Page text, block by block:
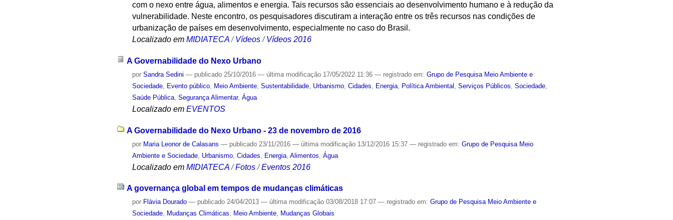
com o nexo entre água, alimentos e energia. Tais recursos são essenciais ao desenvolvimento humano e à redução da
vulnerabilidade. Neste encontro, os pesquisadores discutiram a interação entre os três recursos nas condições de
urbanização de países em desenvolvimento, especialmente no caso do Brasil.
Localizado em MIDIATECA /Vídeos /Vídeos 2016
A Governabilidade do Nexo Urbano
porSandra Sedini — publicado 25/10/2016— última modificação 17/05/2022 11:36— registrado em:Grupo de Pesquisa Meio Ambiente e
Sociedade
Evento público Meio Ambiente ,Sustentabilidade Urbanismo ,Cidades Energia Política Ambiental ,Serviços Públicos ,Sociedade
Saúde Pública ,Segurança Alimentar,Água
Localizado em EVENTOS
A Governabilidade do Nexo Urbano - 23 de novembro de 2016
por Maria Leonor de Calasans — publicado 23/11/2016— última modificação 13/12/2016 15:37— registrado em:Grupo de Pesquisa Meio
Ambiente e Sociedade Urbanismo ,Cidades Energia ,Alimentos ,Água
Localizado em MIDIATECA /Fotos /Eventos 2016
A governança global em tempos de mudanças climáticas
por Flávia Dourado — publicado 24/04/2013— última modificação 03/08/2018 17:07— registrado em:Grupo de Pesquisa Meio Ambiente e
Sociedade, Mudanças Climáticas, Meio Ambiente, Mudanças Globais